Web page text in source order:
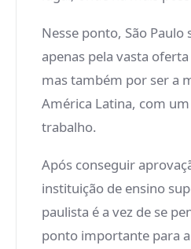
Nesse ponto, São Paulo
apenas pela vasta
mas também por ser a
América Latina, com
trabalho.
Após conseguir
instituição de ensino
paulista é a vez de se
ponto importante para